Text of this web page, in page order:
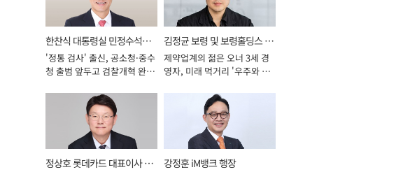
한찬식 대통령실 민정수석비
서관
'정통 검사' 출신, 공소청·중수
청 출범 앞두고 검찰개혁 완수
김정균 보령 및 보령홀딩스 대
표이사 사장
제약업계의 젊은 오너 3세 경
영자, 미래 먹거리 '우주와 헬
정상호 롯데카드 대표이사 사
강정훈 iM뱅크 행장